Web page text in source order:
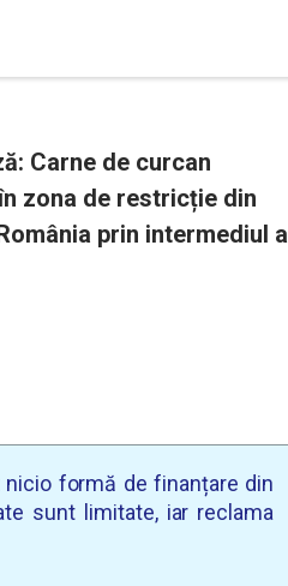
Carne de curcan
zona de restricție din
prin intermediul a
formă de finanțare din
sunt limitate, iar reclama